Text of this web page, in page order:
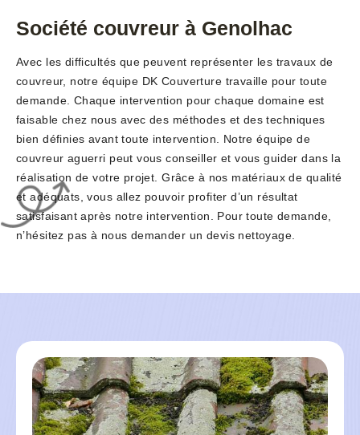
Société couvreur à Genolhac
Avec les difficultés que peuvent représenter les travaux de
couvreur, notre équipe DK Couverture travaille pour toute
demande. Chaque intervention pour chaque domaine est
faisable chez nous avec des méthodes et des techniques
bien définies avant toute intervention. Notre équipe de
couvreur aguerri peut vous conseiller et vous guider dans la
réalisation de votre projet. Grâce à nos matériaux de qualité
et adéquats, vous allez pouvoir profiter d’un résultat
satisfaisant après notre intervention. Pour toute demande,
n’hésitez pas à nous demander un devis nettoyage.